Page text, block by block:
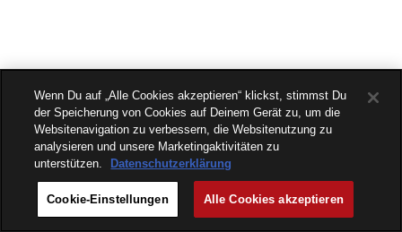
Wenn Du auf „Alle Cookies akzeptieren“ klickst, stimmst Du
der Speicherung von Cookies auf Deinem Gerät zu, um die
Websitenavigation zu verbessern, die Websitenutzung zu
analysieren und unsere Marketingaktivitäten zu
unterstützen.
Datenschutzerklärung
Cookie-Einstellungen Alle Cookies akzeptieren